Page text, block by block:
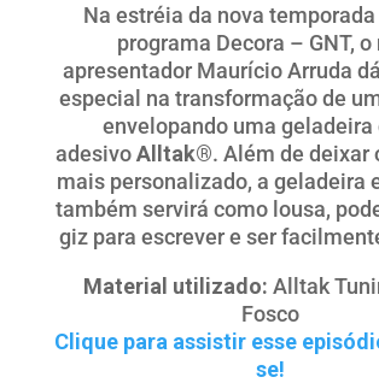
Na estréia da nova
programa Decora – GNT, o
apresentador Maurício Arruda
especial na transformação de
envelopando uma geladeira
adesivoAlltak®. Além de deixar
mais personalizado, a geladeira
também servirá como lousa,
giz para escrever e ser
Material utilizado: Alltak
Fosco
Clique para assistir esse
se!